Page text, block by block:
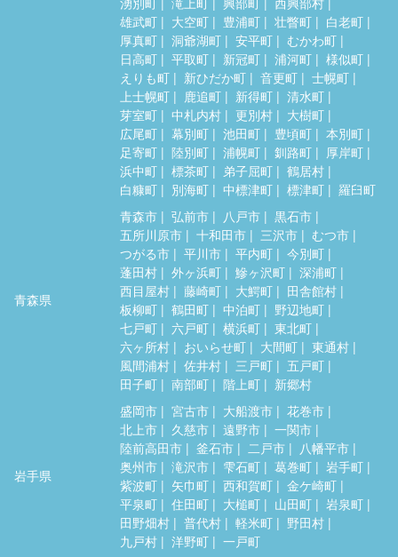
雄武町
大空町 豊浦町 壮瞥町
白老町
厚真町
洞爺湖町 安平町
むかわ町
日高町
平取町 新冠町 浦河町
様似町
えりも町
新ひだか町 音更町
士幌町
上士幌町
鹿追町 新得町
清水町
芽室町
中札内村 更別村
大樹町
広尾町
幕別町 池田町 豊頃町
本別町
足寄町
陸別町 浦幌町 釧路町
厚岸町
浜中町
標茶町 弟子屈町
鶴居村
白糠町
別海町 中標津町 標津町 羅臼町
青森県
青森市 弘前市 八戸市
黒石市
五所川原市
十和田市 三沢市
むつ市
つがる市
平川市 平内町
今別町
蓬田村
外ヶ浜町 鰺ヶ沢町
深浦町
西目屋村
藤崎町 大鰐町
田舎館村
板柳町
鶴田町 中泊町
野辺地町
七戸町
六戸町 横浜町
東北町
六ヶ所村
おいらせ町 大間町
東通村
風間浦村
佐井村 三戸町
五戸町
田子町
南部町 階上町 新郷村
岩手県
盛岡市 宮古市 大船渡市
花巻市
北上市
久慈市 遠野市
一関市
陸前高田市
釜石市 二戸市
八幡平市
奥州市
滝沢市 雫石町 葛巻町
岩手町
紫波町
矢巾町 西和賀町
金ケ崎町
平泉町
住田町 大槌町 山田町
岩泉町
田野畑村
普代村 軽米町
野田村
九戸村
洋野町 一戸町